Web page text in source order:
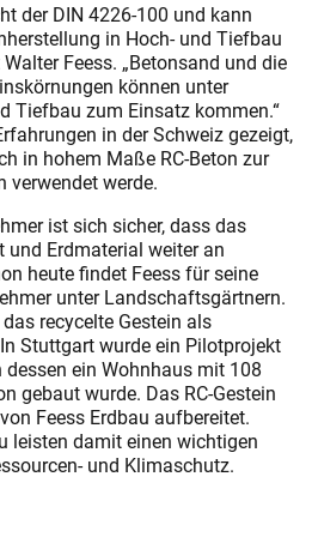
der DIN 4226-100 und kann
in Hoch- und Tiefbau
Feess. „Betonsand und die
können unter
Tiefbau zum Einsatz kommen.“
in der Schweiz gezeigt,
in hohem Maße RC-Beton zur
verwendet werde.
ist sich sicher, dass das
Erdmaterial weiter an
heute findet Feess für seine
unter Landschaftsgärtnern.
recycelte Gestein als
Stuttgart wurde ein Pilotprojekt
ein Wohnhaus mit 108
gebaut wurde. Das RC-Gestein
Feess Erdbau aufbereitet.
leisten damit einen wichtigen
und Klimaschutz.